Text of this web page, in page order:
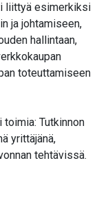
liittyä esimerkiksi
ja johtamiseen,
hallintaan,
toteuttamiseen
Tutkinnon
yrittäjänä,
tehtävissä.